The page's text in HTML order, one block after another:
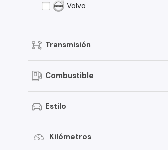
Volvo
Transmisión
Combustible
Estilo
Kilómetros